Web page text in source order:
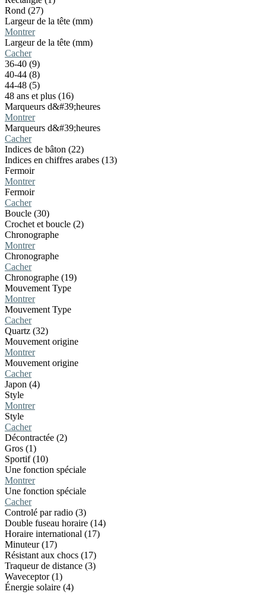
Rond (27)
Largeur de la tête (mm)
Montrer
Largeur de la tête (mm)
Cacher
36-40 (9)
40-44 (8)
44-48 (5)
48 ans et plus (16)
Marqueurs d&#39;heures
Montrer
Marqueurs d&#39;heures
Cacher
Indices de bâton (22)
Indices en chiffres arabes (13)
Fermoir
Montrer
Fermoir
Cacher
Boucle (30)
Crochet et boucle (2)
Chronographe
Montrer
Chronographe
Cacher
Chronographe (19)
Mouvement Type
Montrer
Mouvement Type
Cacher
Quartz (32)
Mouvement origine
Montrer
Mouvement origine
Cacher
Japon (4)
Style
Montrer
Style
Cacher
Décontractée (2)
Gros (1)
Sportif (10)
Une fonction spéciale
Montrer
Une fonction spéciale
Cacher
Controlé par radio (3)
Double fuseau horaire (14)
Horaire international (17)
Minuteur (17)
Résistant aux chocs (17)
Traqueur de distance (3)
Waveceptor (1)
Énergie solaire (4)